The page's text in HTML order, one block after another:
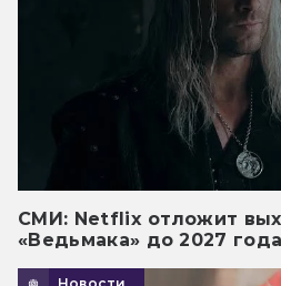
СМИ: Netflix отложит
«Ведьмака» до 2027 года